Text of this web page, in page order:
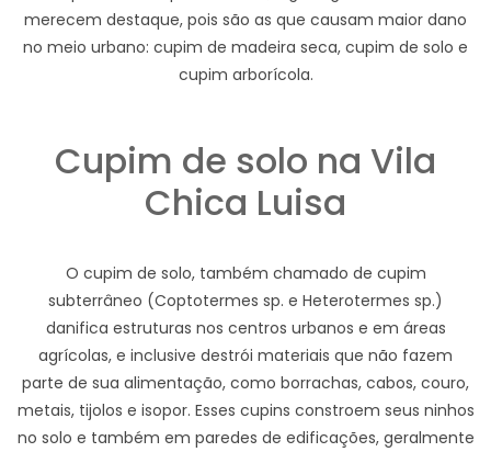
merecem destaque, pois são as que causam maior dano
no meio urbano: cupim de madeira seca, cupim de solo e
cupim arborícola.
Cupim de solo na Vila
Chica Luisa
O cupim de solo, também chamado de cupim
subterrâneo (Coptotermes sp. e Heterotermes sp.)
danifica estruturas nos centros urbanos e em áreas
agrícolas, e inclusive destrói materiais que não fazem
parte de sua alimentação, como borrachas, cabos, couro,
metais, tijolos e isopor. Esses cupins constroem seus ninhos
no solo e também em paredes de edificações, geralmente